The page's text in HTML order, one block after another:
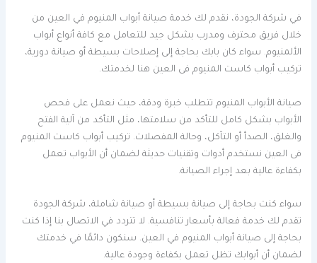
في شركة الجودة، نقدم لك خدمة صيانة أبواب المنيوم في العين من
خلال فريق محترف ومدرب بشكل جيد للتعامل مع كافة أنواع أبواب
الألمنيوم. سواء كان بابك بحاجة إلى إصلاحات بسيطة أو صيانة دورية،
تركيب أبواب كاست المنيوم فى العين هنا لخدمتك.
صيانة الأبواب المنيوم تتطلب خبرة ودقة، حيث نعمل على فحص
الأبواب بشكل كامل للتأكد من سلامتها، مثل التأكد من آلية الفتح
والغلق، الصدأ أو التآكل، وحالة المفصلات. تركيب أبواب كاست المنيوم
فى العين نستخدم أدوات وتقنيات حديثة لضمان أن الأبواب تعمل
بكفاءة عالية بعد إجراء الصيانة.
سواء كنت بحاجة إلى صيانة بسيطة أو صيانة شاملة، شركة الجودة
تقدم لك خدمة فعالة بأسعار تنافسية. لا تتردد في الاتصال بنا إذا كنت
بحاجة إلى صيانة أبواب المنيوم في العين. سنكون دائمًا في خدمتك
لضمان أن أبوابك تظل تعمل بكفاءة وجودة عالية.